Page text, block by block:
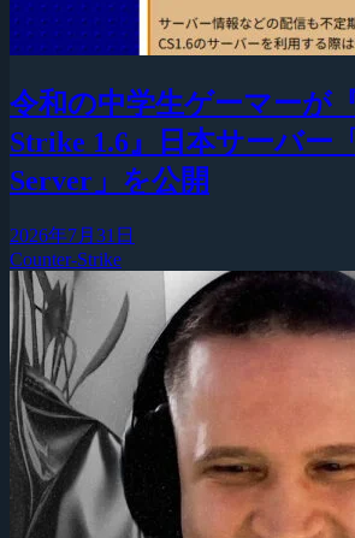
令和の中学生ゲーマーが
Strike 1.6』日本サーバー
Server」を公開
2026年7月31日
Counter-Strike